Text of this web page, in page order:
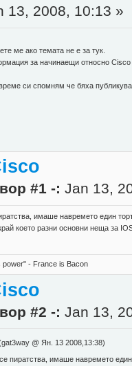
13, 2008, 10:13 »
ме ако темата не е за тук.
за начинаещи относно
си спомням че бяха
#1 -: Jan 13,
имаше навремето един
което разни основни неща за
power" - France is Bacon
#2 -: Jan 13,
@ Ян. 13 2008,13:38)
пиратства, имаше навремето